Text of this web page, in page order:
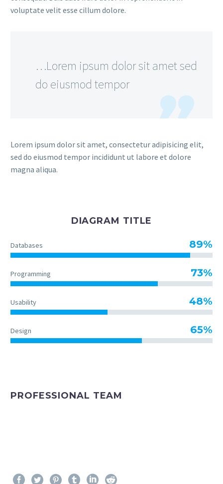
voluptate velit esse cillum dolore.
…Lorem ipsum dolor sit amet sed
do eiusmod tempor
Lorem ipsum dolor sit amet, consectetur adipisicing elit,
sed do eiusmod tempor incididunt ut labore et dolore
magna aliqua.
DIAGRAM TITLE
Databases 89%
Programming 73%
Usability 48%
Design 65%
PROFESSIONAL TEAM